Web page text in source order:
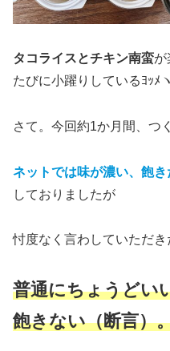
タコライスとチキン南蛮が
たびに小躍りしているﾖｯﾒ
さて。今回約1か月間、つ
ネットでは味が濃い、飽き
しておりましたが
忖度なく言わしていただき
普通にちょうどい
飽きない（断言）